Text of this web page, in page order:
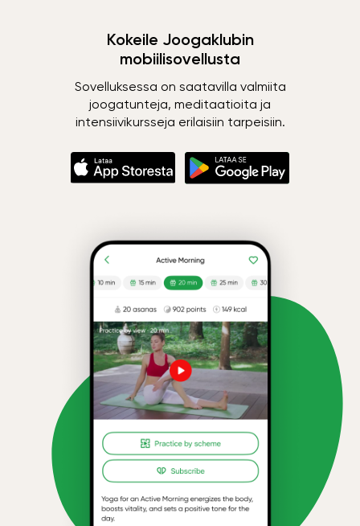
Kokeile Joogaklubin
mobiilisovellusta
Sovelluksessa on saatavilla valmiita
joogatunteja, meditaatioita ja
intensiivikursseja erilaisiin tarpeisiin.